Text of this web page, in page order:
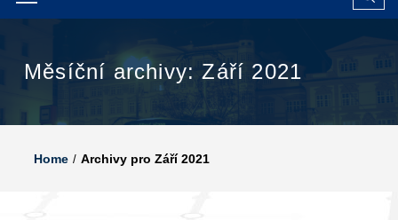
Měsíční archivy: Září 2021
Home Archivy pro Září 2021